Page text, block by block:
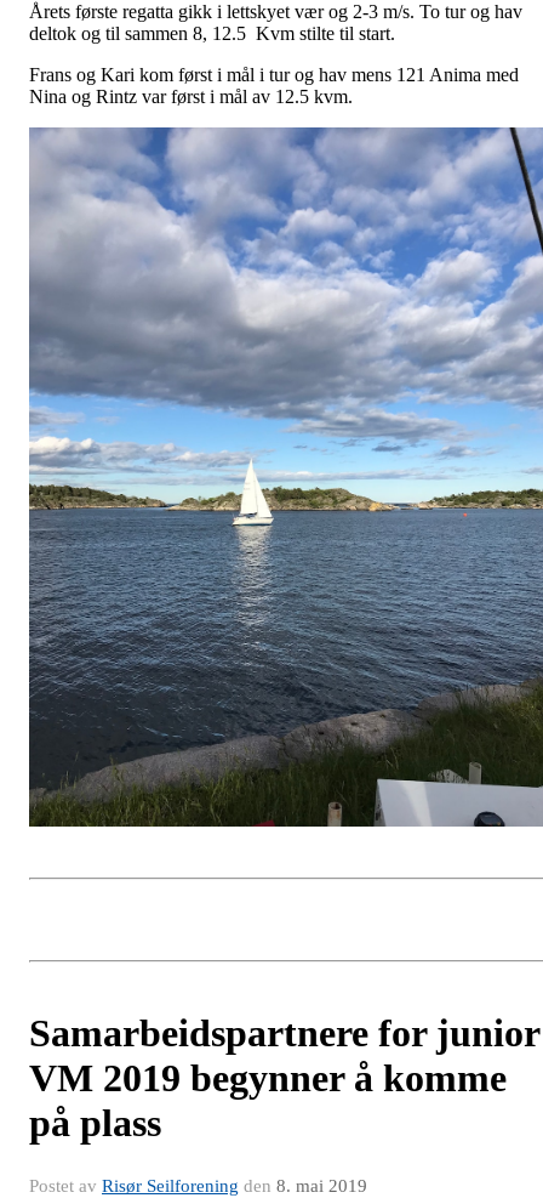
Årets første regatta gikk i lettskyet vær og 2-3 m/s. To tur og hav
deltok og til sammen 8, 12.5 Kvm stilte til start.
Frans og Kari kom først i mål i tur og hav mens 121 Anima med
Nina og Rintz var først i mål av 12.5 kvm.
Samarbeidspartnere for junior
VM 2019 begynner å komme
på plass
Postet av Risør Seilforening den 8. mai 2019